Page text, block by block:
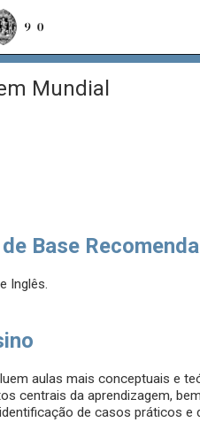
Mundial
Base
Inglês.
aulas mais conceptuais e
centrais da aprendizagem,
de casos práticos e